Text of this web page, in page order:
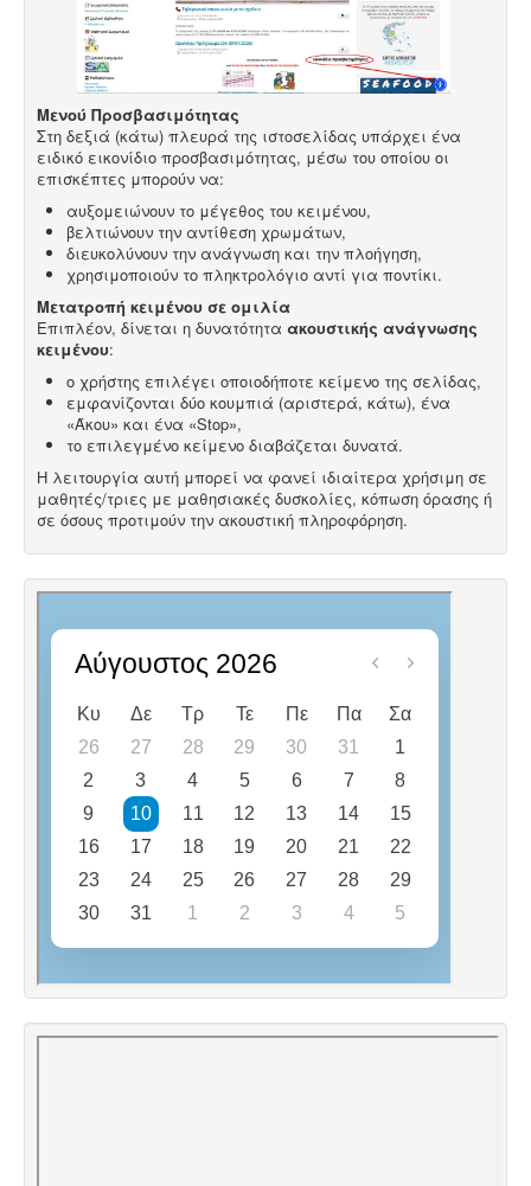
Μενού Προσβασιμότητας
Στη δεξιά (κάτω) πλευρά της ιστοσελίδας υπάρχει ένα
ειδικό εικονίδιο προσβασιμότητας, μέσω του οποίου οι
επισκέπτες μπορούν να:
αυξομειώνουν το μέγεθος του κειμένου,
βελτιώνουν την αντίθεση χρωμάτων,
διευκολύνουν την ανάγνωση και την πλοήγηση,
χρησιμοποιούν το πληκτρολόγιο αντί για ποντίκι.
Μετατροπή κειμένου σε ομιλία
Επιπλέον, δίνεται η δυνατότητα ακουστικής ανάγνωσης
κειμένου:
ο χρήστης επιλέγει οποιοδήποτε κείμενο της σελίδας,
εμφανίζονται δύο κουμπιά (αριστερά, κάτω), ένα
«Άκου» και ένα «Stop»,
το επιλεγμένο κείμενο διαβάζεται δυνατά.
Η λειτουργία αυτή μπορεί να φανεί ιδιαίτερα χρήσιμη σε
μαθητές/τριες με μαθησιακές δυσκολίες, κόπωση όρασης ή
σε όσους προτιμούν την ακουστική πληροφόρηση.